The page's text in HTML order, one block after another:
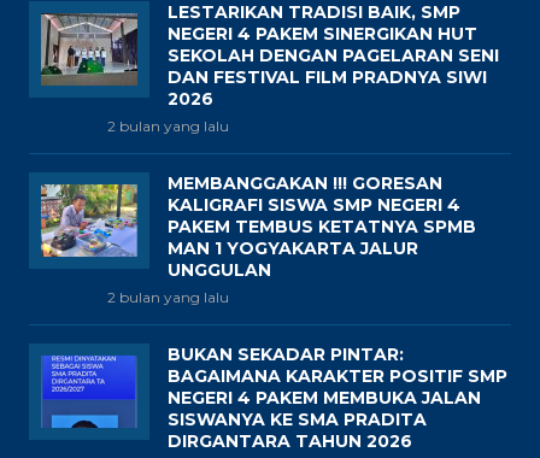
LESTARIKAN TRADISI BAIK, SMP
NEGERI 4 PAKEM SINERGIKAN HUT
SEKOLAH DENGAN PAGELARAN SENI
DAN FESTIVAL FILM PRADNYA SIWI
2026
2 bulan yang lalu
MEMBANGGAKAN !!! GORESAN
KALIGRAFI SISWA SMP NEGERI 4
PAKEM TEMBUS KETATNYA SPMB
MAN 1 YOGYAKARTA JALUR
UNGGULAN
2 bulan yang lalu
BUKAN SEKADAR PINTAR:
BAGAIMANA KARAKTER POSITIF SMP
NEGERI 4 PAKEM MEMBUKA JALAN
SISWANYA KE SMA PRADITA
DIRGANTARA TAHUN 2026